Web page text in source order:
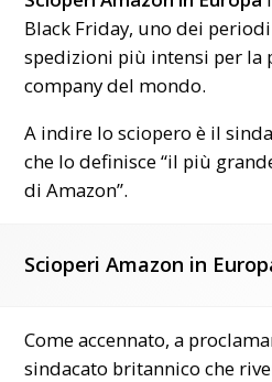
Black Friday, uno dei
spedizioni più intensi per la
companydel mondo.
A indire lo sciopero è il
che lo definisce “il più
di Amazon”.
Scioperi Amazon in
Come accennato, a
sindacato britannico che